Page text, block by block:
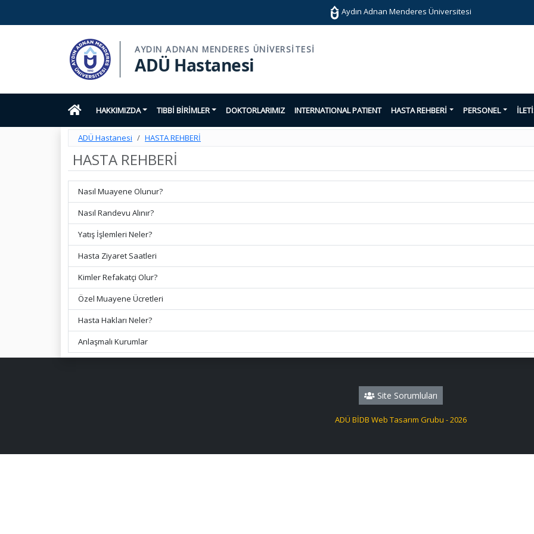
Aydın Adnan Menderes Üniversitesi
AYDIN ADNAN MENDERES ÜNIVERSITESI
ADÜ Hastanesi
HAKKIMIZDA TIBBİ BİRİMLER DOKTORLARIMIZ INTERNATIONAL PATIENT HASTA REHBERİ PERSONEL
ADÜ Hastanesi HASTA REHBERİ
HASTA REHBERİ
Nasıl Muayene Olunur?
Nasıl Randevu Alınır?
Yatış İşlemleri Neler?
Hasta Ziyaret Saatleri
Kimler Refakatçi Olur?
Özel Muayene Ücretleri
Hasta Hakları Neler?
Anlaşmalı Kurumlar
Site Sorumluları
ADÜ BİDB Web Tasarım Grubu - 2026